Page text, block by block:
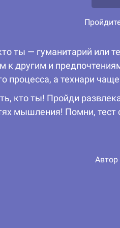
ты — гуманитарий или
другим и
процесса, а технари
кто ты! Пройди
мышления! Помни, тест
Автор